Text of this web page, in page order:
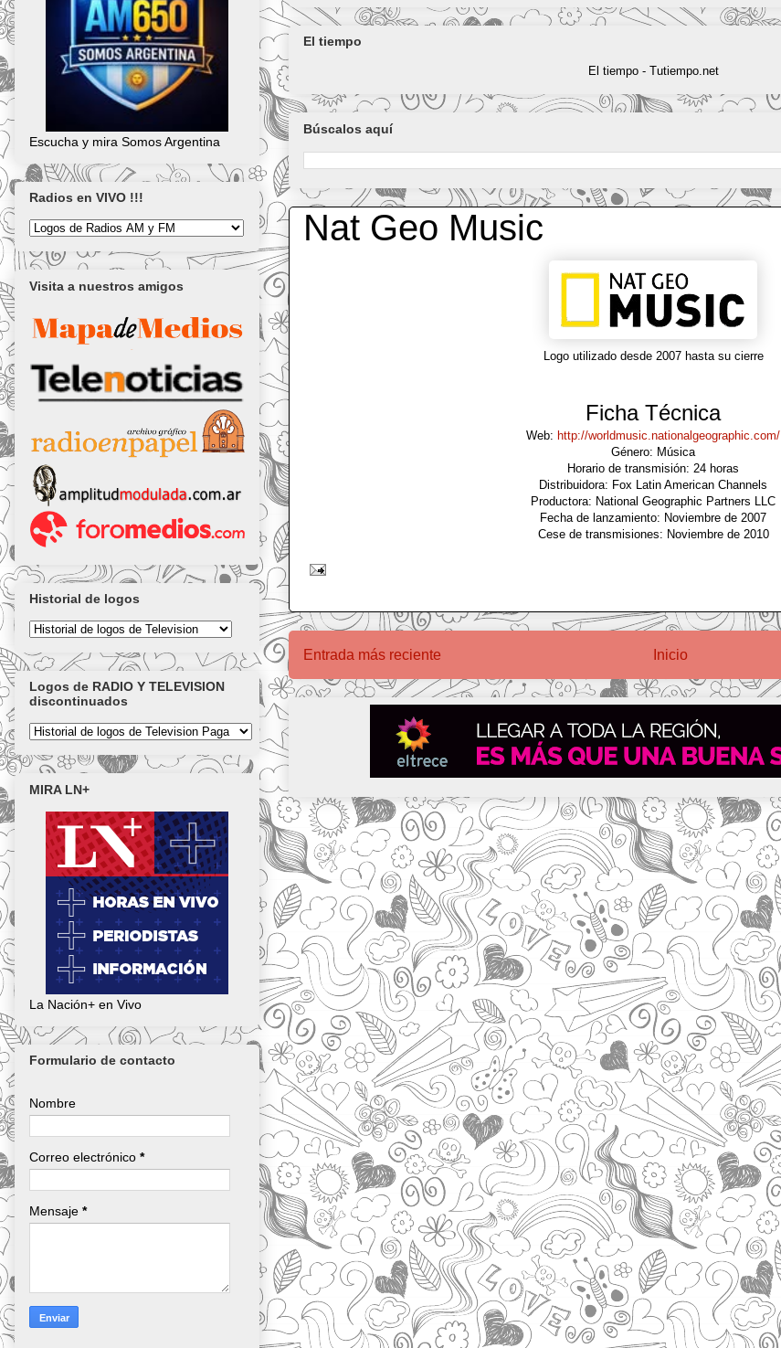
El tiempo
El tiempo - Tutiempo.net
Búscalos aquí
Nat Geo Music
Logo utilizado desde 2007 hasta su cierre
Ficha Técnica
Web: http://worldmusic.nationalgeographic.com/
Género: Música
Horario de transmisión: 24 horas
Distribuidora: Fox Latin American Channels
Productora: National Geographic Partners LLC
Fecha de lanzamiento: Noviembre de 2007
Cese de transmisiones: Noviembre de 2010
Entrada más reciente Inicio
Escucha y mira Somos Argentina
Radios en VIVO !!!
Visita a nuestros amigos
Historial de logos
Logos de RADIO Y TELEVISION
discontinuados
MIRA LN+
La Nación+ en Vivo
Formulario de contacto
Nombre
Correo electrónico *
Mensaje *